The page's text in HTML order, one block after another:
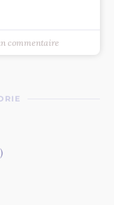
commentaire